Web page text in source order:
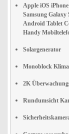
Apple iOS
Samsung Galaxy
Android Tablet
Handy
Solargenerator
Monoblock
2K
Rundumsicht